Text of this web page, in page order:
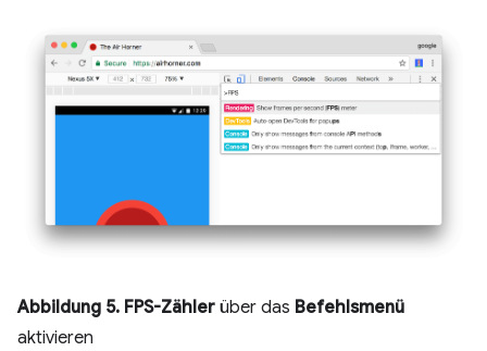
Abbildung 5. FPS-Zähler über das Befehlsmenü
aktivieren